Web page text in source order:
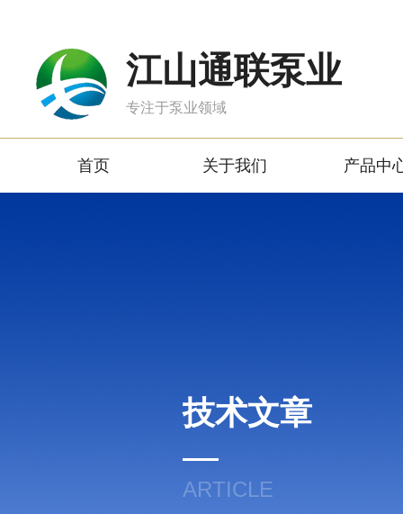
江山通联泵业
专注于泵业领域
首页 关于我们 产品中
技术文章
ARTICLE